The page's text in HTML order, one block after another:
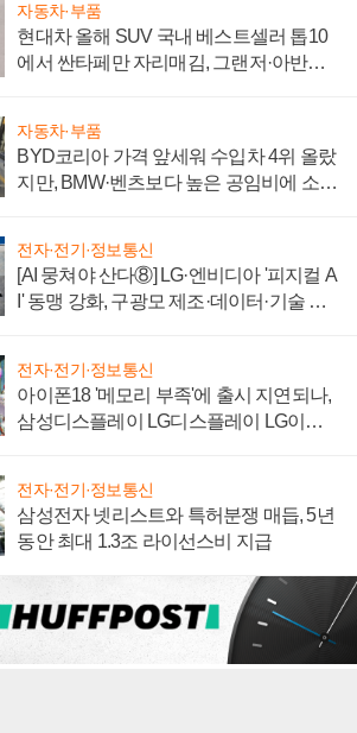
자동차·부품
현대차 올해 SUV 국내 베스트셀러 톱10
에서 싼타페만 자리매김, 그랜저·아반떼
자동차·부품
BYD코리아 가격 앞세워 수입차 4위 올랐
지만, BMW·벤츠보다 높은 공임비에 소비
전자·전기·정보통신
[AI 뭉쳐야 산다⑧] LG·엔비디아 '피지컬 A
I' 동맹 강화, 구광모 제조·데이터·기술 결
전자·전기·정보통신
아이폰18 '메모리 부족'에 출시 지연되나,
삼성디스플레이 LG디스플레이 LG이노
전자·전기·정보통신
삼성전자 넷리스트와 특허분쟁 매듭, 5년
동안 최대 1.3조 라이선스비 지급